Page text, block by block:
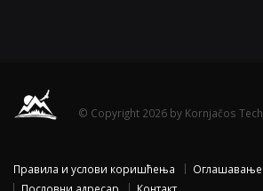
© Copyright 2026 by Kornjačos Tech
Правила и услови коришћења Оглашавање
Пословни адресар
Контакт